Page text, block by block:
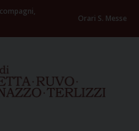
Orari S. Messe